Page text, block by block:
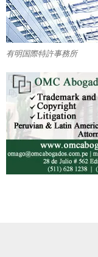
有明国際特許事務所